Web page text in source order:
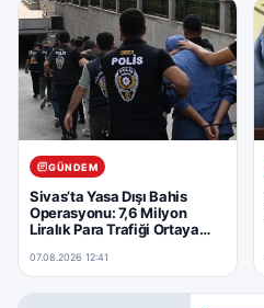
GÜNDEM
Sivas’ta Yasa Dışı Bahis
Operasyonu: 7,6 Milyon
Liralık Para Trafiği Ortaya
07.08.2026 12:41